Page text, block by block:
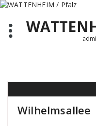
Zum
springen
Wilhelmsallee